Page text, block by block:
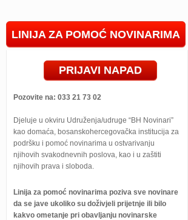
LINIJA ZA POMOĆ NOVINARIMA
PRIJAVI NAPAD
Pozovite na: 033 21 73 02
Djeluje u okviru Udruženja/udruge “BH Novinari”
kao domaća, bosanskohercegovačka institucija za
podršku i pomoć novinarima u ostvarivanju
njihovih svakodnevnih poslova, kao i u zaštiti
njihovih prava i sloboda.
Linija za pomoć novinarima poziva sve novinare
da se jave ukoliko su doživjeli prijetnje ili bilo
kakvo ometanje pri obavljanju novinarske